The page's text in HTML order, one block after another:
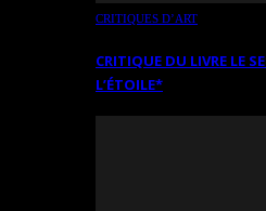
CRITIQUES D’ART
CRITIQUE DU LIVRE LE
L’ÉTOILE*